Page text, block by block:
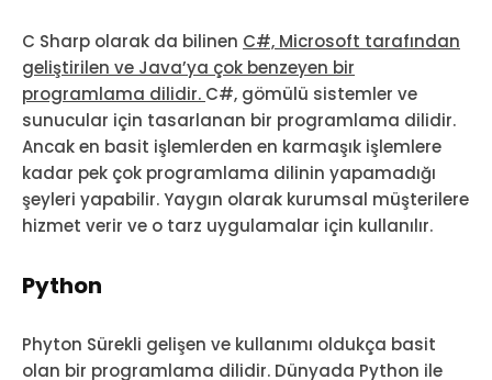
C Sharp olarak da bilinen C#, Microsoft tarafından
geliştirilen ve Java’ya çok benzeyen bir
programlama dilidir. C#, gömülü sistemler ve
sunucular için tasarlanan bir programlama dilidir.
Ancak en basit işlemlerden en karmaşık işlemlere
kadar pek çok programlama dilinin yapamadığı
şeyleri yapabilir. Yaygın olarak kurumsal müşterilere
hizmet verir ve o tarz uygulamalar için kullanılır.
Python
Phyton Sürekli gelişen ve kullanımı oldukça basit
olan bir programlama dilidir. Dünyada Python ile